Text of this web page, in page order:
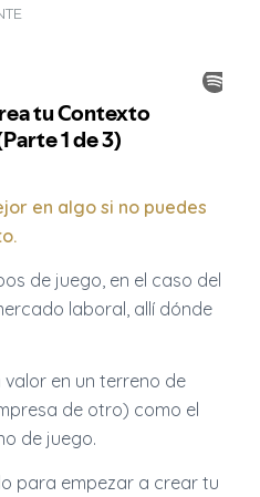
en algo si no puedes
de juego, en el caso del
laboral, allí dónde
en un terreno de
de otro) como el
de juego.
para empezar a crear tu